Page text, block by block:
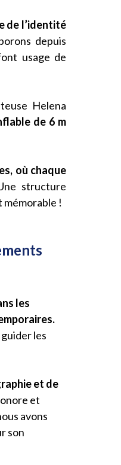
de l’identité
depuis
usage de
Helena
de 6 m
où chaque
structure
!
les
les
et de
et
avons
son